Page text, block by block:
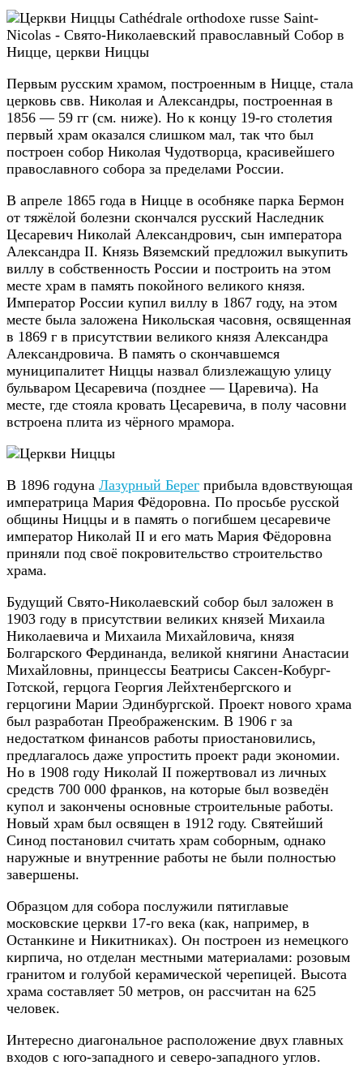
Первым русским храмом, построенным в Ницце, стала
церковь свв. Николая и Александры, построенная в
1856 — 59 гг (см. ниже). Но к концу 19-го столетия
первый храм оказался слишком мал, так что был
построен собор Николая Чудотворца, красивейшего
православного собора за пределами России.
В апреле 1865 года в Ницце в особняке парка Бермон
от тяжёлой болезни скончался русский Наследник
Цесаревич Николай Александрович, сын императора
Александра II. Князь Вяземский предложил выкупить
виллу в собственность России и построить на этом
месте храм в память покойного великого князя.
Император России купил виллу в 1867 году, на этом
месте была заложена Никольская часовня, освященная
в 1869 г в присутствии великого князя Александра
Александровича. В память о скончавшемся
муниципалитет Ниццы назвал близлежащую улицу
бульваром Цесаревича (позднее — Царевича). На
месте, где стояла кровать Цесаревича, в полу часовни
встроена плита из чёрного мрамора.
В 1896 годуна Лазурный Берег прибыла вдовствующая
императрица Мария Фёдоровна. По просьбе русской
общины Ниццы и в память о погибшем цесаревиче
император Николай II и его мать Мария Фёдоровна
приняли под своё покровительство строительство
храма.
Будущий Свято-Николаевский собор был заложен в
1903 году в присутствии великих князей Михаила
Николаевича и Михаила Михайловича, князя
Болгарского Фердинанда, великой княгини Анастасии
Михайловны, принцессы Беатрисы Саксен-Кобург-
Готской, герцога Георгия Лейхтенбергского и
герцогини Марии Эдинбургской. Проект нового храма
был разработан Преображенским. В 1906 г за
недостатком финансов работы приостановились,
предлагалось даже упростить проект ради экономии.
Но в 1908 году Николай II пожертвовал из личных
средств 700 000 франков, на которые был возведён
купол и закончены основные строительные работы.
Новый храм был освящен в 1912 году. Святейший
Синод постановил считать храм соборным, однако
наружные и внутренние работы не были полностью
завершены.
Образцом для собора послужили пятиглавые
московские церкви 17-го века (как, например, в
Останкине и Никитниках). Он построен из немецкого
кирпича, но отделан местными материалами: розовым
гранитом и голубой керамической черепицей. Высота
храма составляет 50 метров, он рассчитан на 625
человек.
Интересно диагональное расположение двух главных
входов с юго-западного и северо-западного углов.